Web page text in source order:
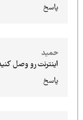
اینترنت رو وصل کنید